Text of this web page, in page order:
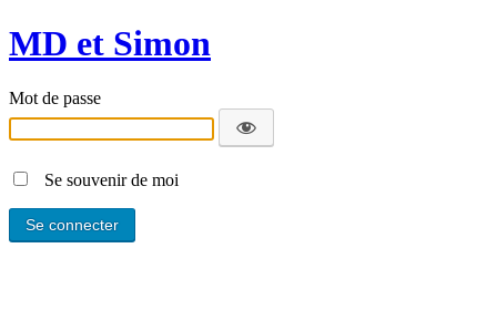
MD et Simon
Mot de passe
Se souvenir de moi